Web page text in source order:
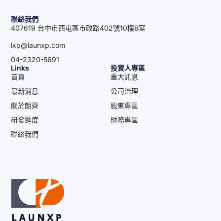
Links
首頁
最新消息
關於朗齊
研發進度
聯絡我們
投資人專區
重大訊息
公司治理
股東專區
財務專區
聯絡我們
407619 台中市西屯區市政路402號10樓B室
lxp@launxp.com
04-2320-5691